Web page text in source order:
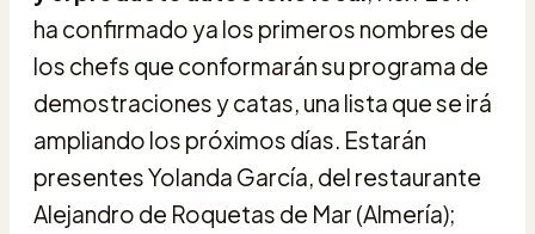
ha confirmado ya los primeros nombres de
los chefs que conformarán su programa de
demostraciones y catas, una lista que se irá
ampliando los próximos días. Estarán
presentes Yolanda García, del restaurante
Alejandro de Roquetas de Mar (Almería);